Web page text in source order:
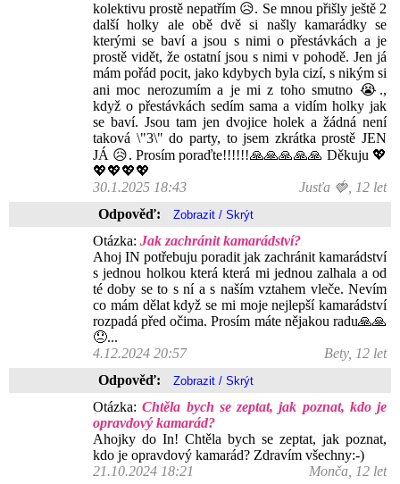
kolektivu prostě nepatřím 😥. Se mnou přišly ještě 2
další holky ale obě dvě si našly kamarádky se
kterými se baví a jsou s nimi o přestávkách a je
prostě vidět, že ostatní jsou s nimi v pohodě. Jen já
mám pořád pocit, jako kdybych byla cizí, s nikým si
ani moc nerozumím a je mi z toho smutno 😭.,
když o přestávkách sedím sama a vidím holky jak
se baví. Jsou tam jen dvojice holek a žádná není
taková \"3\" do party, to jsem zkrátka prostě JEN
JÁ 😥. Prosím poraďte!!!!!!🙏🙏🙏🙏🙏 Děkuju 💖
💖💖💖💖
30.1.2025 18:43
Jusťa 🍓, 12 let
Odpověď:
Otázka: Jak zachránit kamarádství?
Ahoj IN potřebuju poradit jak zachránit kamarádství
s jednou holkou která která mi jednou zalhala a od
té doby se to s ní a s naším vztahem vleče. Nevím
co mám dělat když se mi moje nejlepší kamarádství
rozpadá před očima. Prosím máte nějakou radu🙏🙏
😞...
4.12.2024 20:57
Bety, 12 let
Odpověď:
Otázka:Chtěla bych se zeptat, jak poznat, kdo je
opravdový kamarád?
Ahojky do In! Chtěla bych se zeptat, jak poznat,
kdo je opravdový kamarád? Zdravím všechny:-)
21.10.2024 18:21
Monča, 12 let